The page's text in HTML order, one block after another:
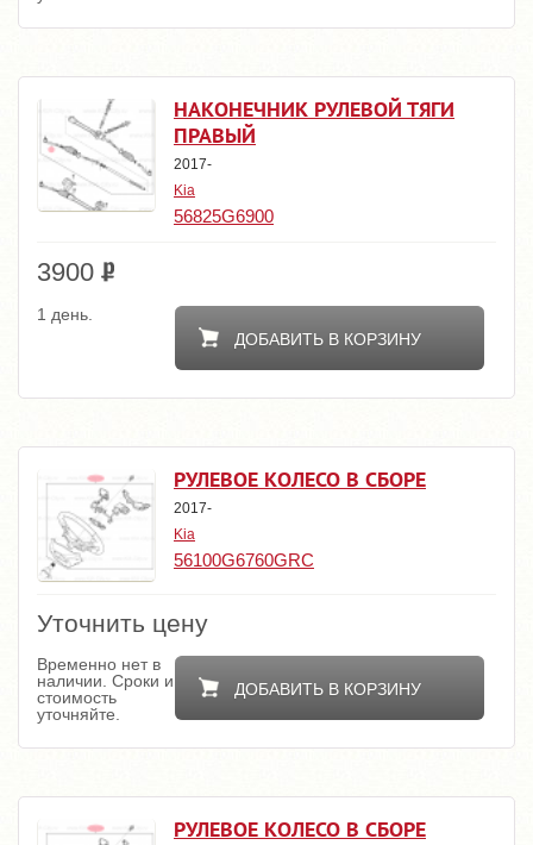
НАКОНЕЧНИК РУЛЕВОЙ ТЯГИ
ПРАВЫЙ
2017-
Kia
56825G6900
3900
ДОБАВИТЬ В КОРЗИНУ
1 день.
РУЛЕВОЕ КОЛЕСО В СБОРЕ
2017-
Kia
56100G6760GRC
Уточнить цену
ДОБАВИТЬ В КОРЗИНУ
Временно нет в
наличии. Сроки и
стоимость
уточняйте.
РУЛЕВОЕ КОЛЕСО В СБОРЕ